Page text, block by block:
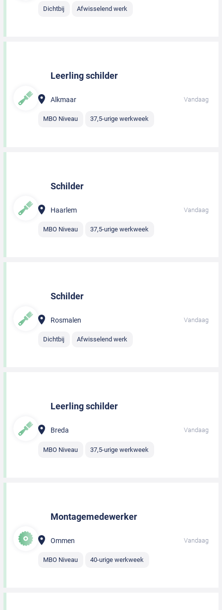
Dichtbij Afwisselend werk
Leerling schilder
Alkmaar Vandaag
MBO Niveau 37,5-urige werkweek
Schilder
Haarlem Vandaag
MBO Niveau 37,5-urige werkweek
Schilder
Rosmalen Vandaag
Dichtbij Afwisselend werk
Leerling schilder
Breda Vandaag
MBO Niveau 37,5-urige werkweek
Montagemedewerker
Ommen Vandaag
MBO Niveau 40-urige werkweek